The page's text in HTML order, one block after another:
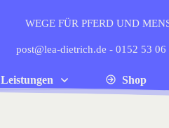
WEGE FÜR PFERD UND
post@lea-dietrich.de - 0152 53 06
Leistungen Shop